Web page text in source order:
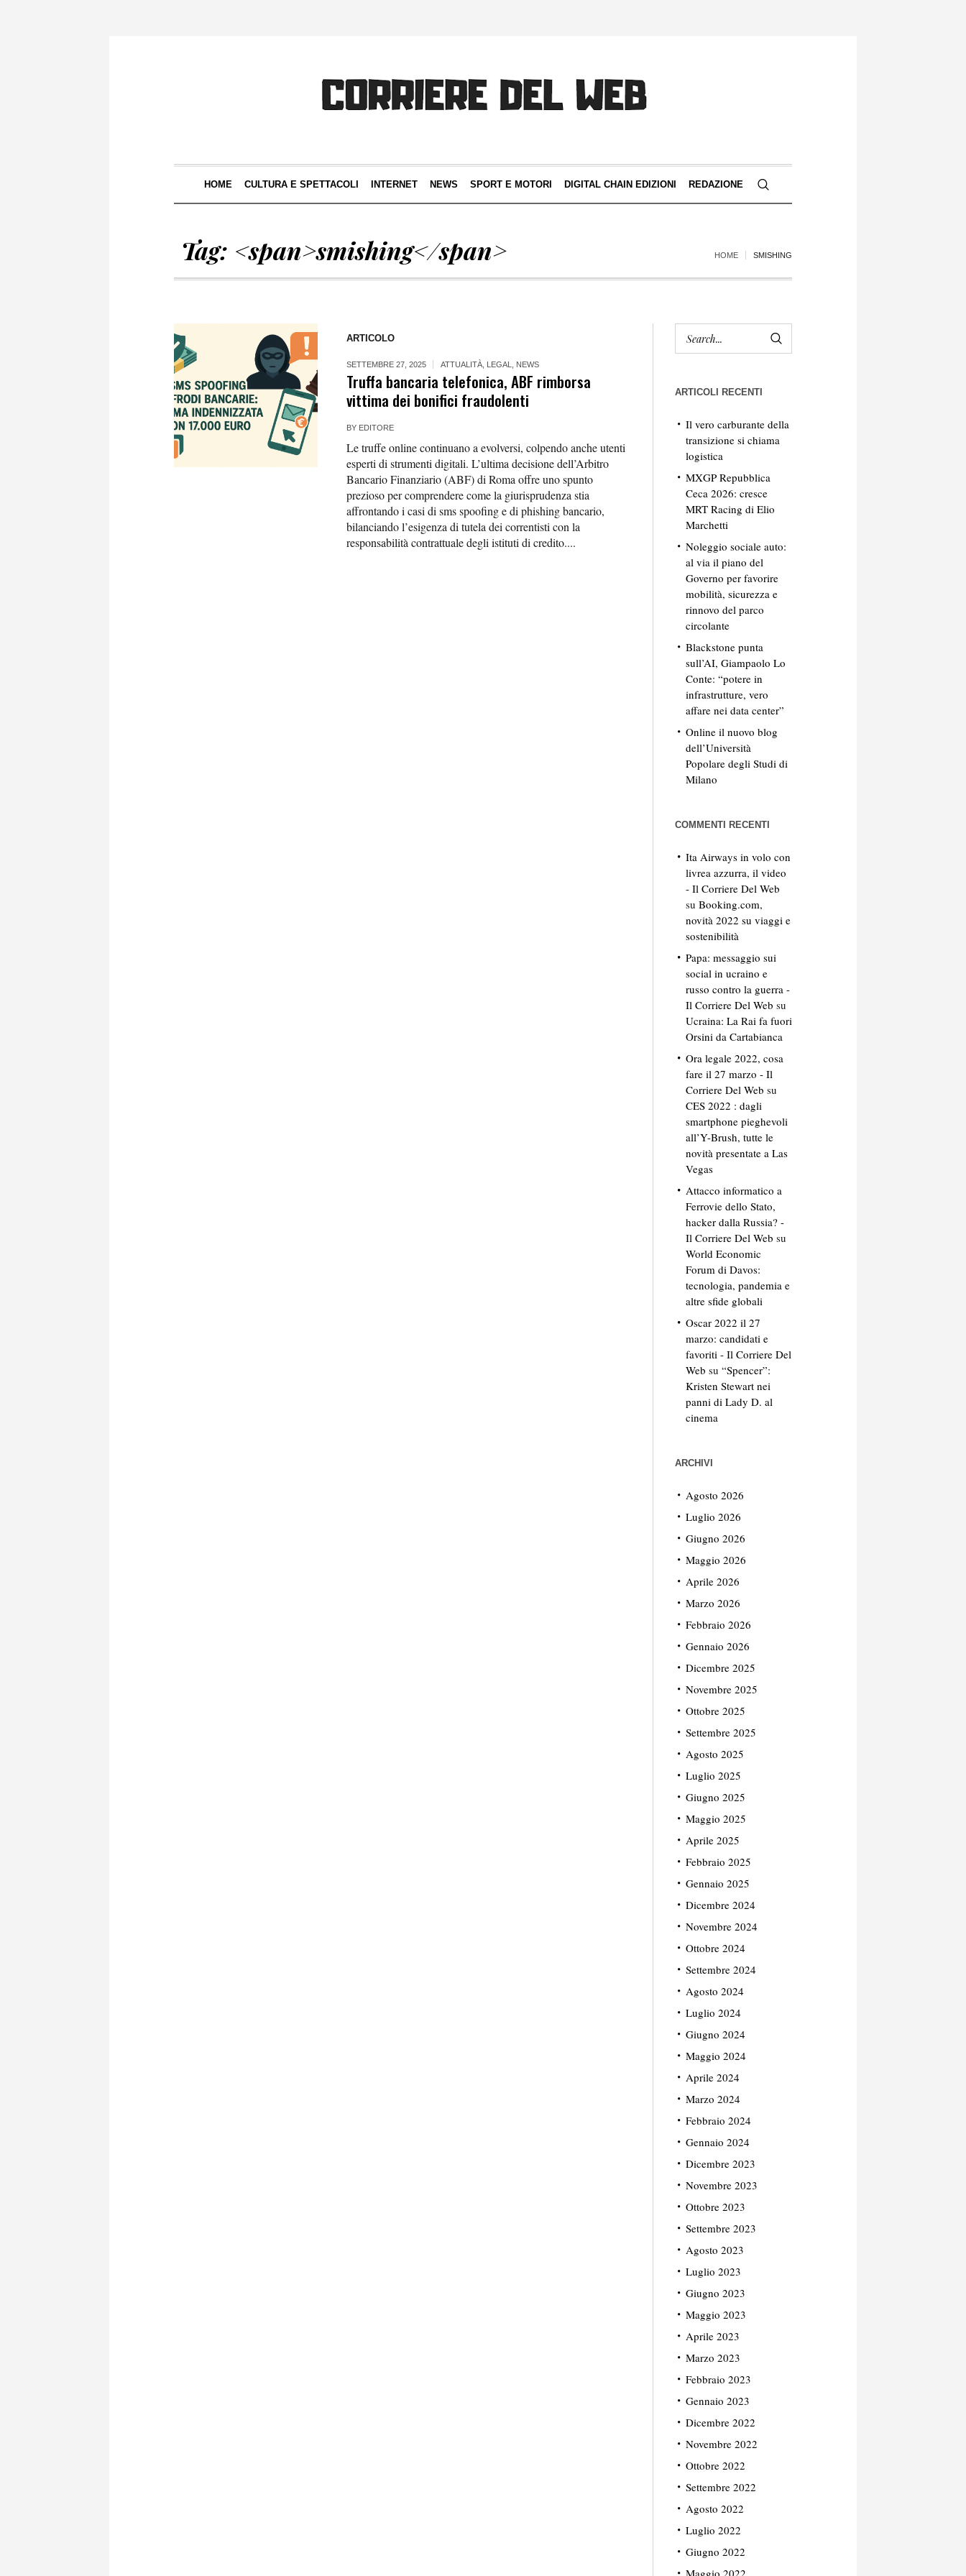
HOME CULTURA E SPETTACOLI INTERNET NEWS SPORT E MOTORI DIGITAL CHAIN EDIZIONI REDAZIONE
Tag: <span>smishing</span> HOME SMISHING
ARTICOLO
SETTEMBRE 27, 2025 ATTUALITÀ, LEGAL NEWS
Truffa bancaria telefonica, ABF rimborsa
vittima dei bonifici fraudolenti
BY EDITORE
Le truffe online continuano a evolversi, colpendo anche utenti
esperti di strumenti digitali. L’ultima decisione dell’Arbitro
Bancario Finanziario (ABF) di Roma offre uno spunto
prezioso per comprendere come la giurisprudenza stia
affrontando i casi di sms spoofing e di phishing bancario,
bilanciando l’esigenza di tutela dei correntisti con la
responsabilità contrattuale degli istituti di credito....
ARTICOLI RECENTI
Il vero carburante della
transizione si chiama
logistica
MXGP Repubblica
Ceca 2026: cresce
MRT Racing di Elio
Marchetti
Noleggio sociale auto:
al via il piano del
Governo per favorire
mobilità, sicurezza e
rinnovo del parco
circolante
Blackstone punta
sull’AI, Giampaolo Lo
Conte: “potere in
infrastrutture, vero
affare nei data center”
Online il nuovo blog
dell’Università
Popolare degli Studi di
Milano
COMMENTI RECENTI
Ita Airways in volo con
livrea azzurra, il video
- Il Corriere Del Web
su Booking.com,
novità 2022 su viaggi e
sostenibilità
Papa: messaggio sui
social in ucraino e
russo contro la guerra -
Il Corriere Del Web su
Ucraina: La Rai fa fuori
Orsini da Cartabianca
Ora legale 2022, cosa
fare il 27 marzo - Il
Corriere Del Web su
CES 2022 : dagli
smartphone pieghevoli
all’Y-Brush, tutte le
novità presentate a Las
Vegas
Attacco informatico a
Ferrovie dello Stato,
hacker dalla Russia? -
Il Corriere Del Web su
World Economic
Forum di Davos:
tecnologia, pandemia e
altre sfide globali
Oscar 2022 il 27
marzo: candidati e
favoriti - Il Corriere Del
Web su “Spencer”:
Kristen Stewart nei
panni di Lady D. al
cinema
ARCHIVI
Agosto 2026
Luglio 2026
Giugno 2026
Maggio 2026
Aprile 2026
Marzo 2026
Febbraio 2026
Gennaio 2026
Dicembre 2025
Novembre 2025
Ottobre 2025
Settembre 2025
Agosto 2025
Luglio 2025
Giugno 2025
Maggio 2025
Aprile 2025
Febbraio 2025
Gennaio 2025
Dicembre 2024
Novembre 2024
Ottobre 2024
Settembre 2024
Agosto 2024
Luglio 2024
Giugno 2024
Maggio 2024
Aprile 2024
Marzo 2024
Febbraio 2024
Gennaio 2024
Dicembre 2023
Novembre 2023
Ottobre 2023
Settembre 2023
Agosto 2023
Luglio 2023
Giugno 2023
Maggio 2023
Aprile 2023
Marzo 2023
Febbraio 2023
Gennaio 2023
Dicembre 2022
Novembre 2022
Ottobre 2022
Settembre 2022
Agosto 2022
Luglio 2022
Giugno 2022
Maggio 2022